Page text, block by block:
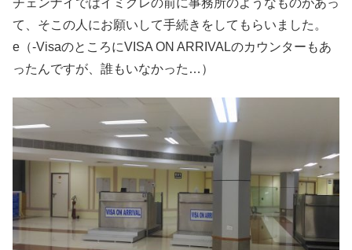
て、そこの人にお願いして手続きをしてもらいました。
e（-VisaのところにVISA ON ARRIVALのカウンターもあ
ったんですが、誰もいなかった…）